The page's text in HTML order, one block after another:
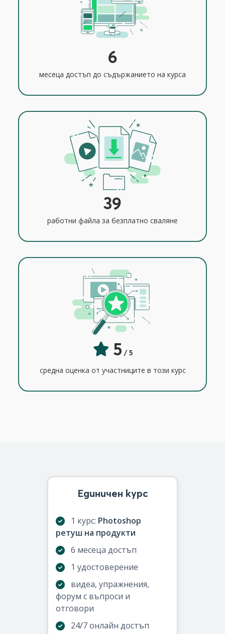
6
месеца достъп до съдържанието на курса
39
работни файла за безплатно сваляне
5 / 5
средна оценка от участниците в този курс
Единичен курс
1 курс: Photoshop
ретуш на продукти
6 месеца достъп
1 удостоверение
видеа, упражнения,
форум с въпроси и
отговори
24/7 онлайн достъп